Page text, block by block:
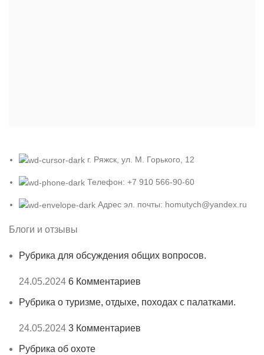
г. Ряжск, ул. М. Горького, 12
Телефон: +7 910 566-90-60
Адрес эл. почты: homutych@yandex.ru
Блоги и отзывы
Рубрика для обсуждения общих вопросов.
24.05.2024 6 Комментариев
Рубрика о туризме, отдыхе, походах с палатками.
24.05.2024 3 Комментариев
Рубрика об охоте